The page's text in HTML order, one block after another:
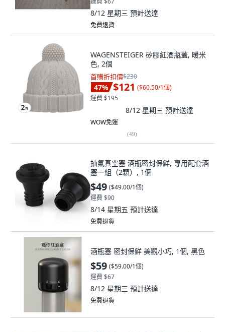
8/12 星期三 預計送達
免費退貨
WAGENSTEIGER 矽膠紅酒瓶蓋, 暖米
色, 2個
首購折扣價$230
47% $121 ($60.50/1個)
運費 $195
8/12 星期三 預計送達
WOW免運
(49)
抽氣真空塞 酒瓶密封保鮮, 專用配套酒
塞一組（2顆）, 1個
$49 ($49.00/1個)
運費 $90
8/14 星期五 預計送達
免費退貨
酒瓶塞 密封保鮮 美觀小巧, 1個, 黑色
$59 ($59.00/1個)
運費 $67
8/12 星期三 預計送達
免費退貨